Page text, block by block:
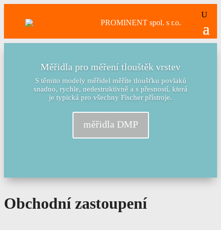
Měřidla pro měření tlouštěk vrstev
S těmito modely měřidel měříte tloušťku povlaků
snadno, rychle, nedestruktivně a s přesností, která
je typická pro všechny Fischer přístroje.
měřidla DMP
Obchodní zastoupení